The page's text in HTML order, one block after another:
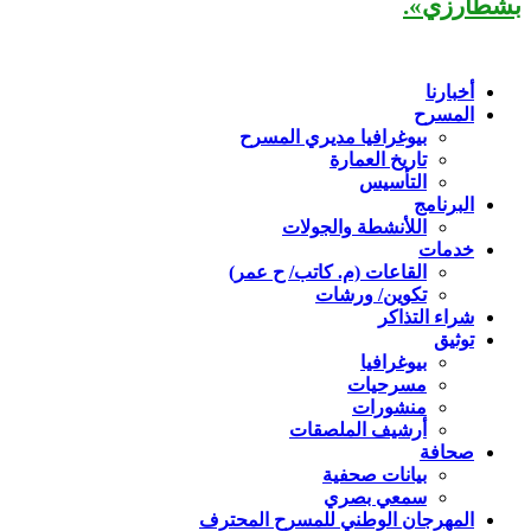
بشطارزي».
أخبارنا
المسرح
بيوغرافيا مديري المسرح
تاريخ العمارة
التأسيس
البرنامج
اللأنشطة والجولات
خدمات
القاعات (م. كاتب/ ح عمر)
تكوين/ ورشات
شراء التذاكر
توثيق
بيوغرافيا
مسرحيات
منشورات
أرشيف الملصقات
صحافة
بيانات صحفية
سمعي بصري
المهرجان الوطني للمسرح المحترف